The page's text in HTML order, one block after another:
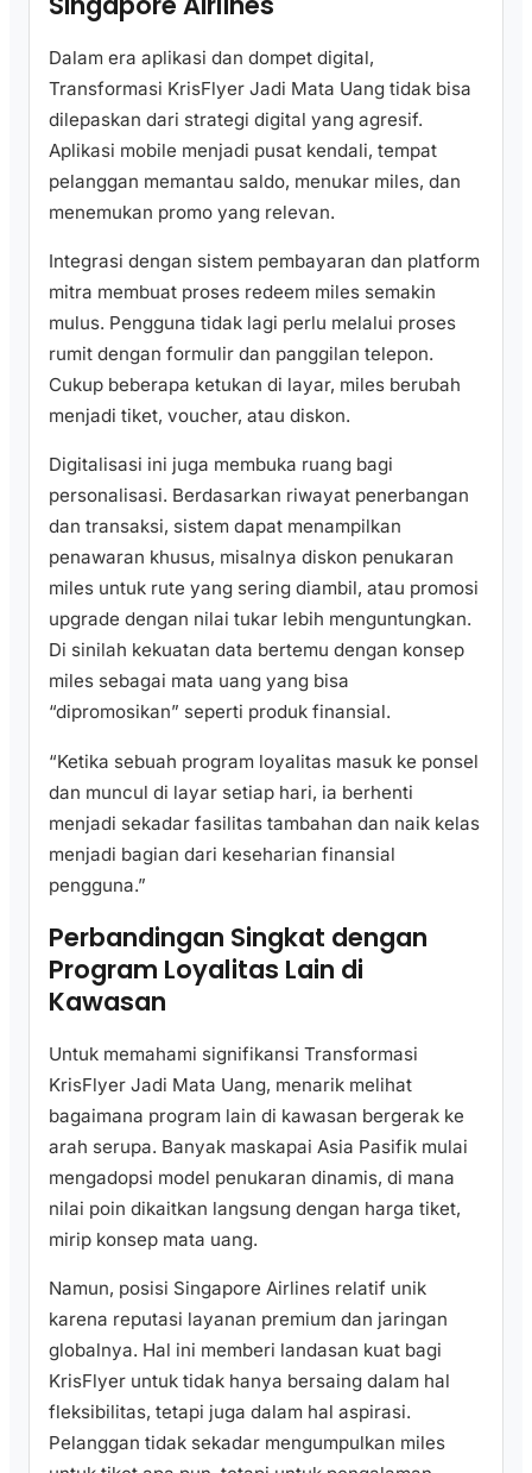
Dalam era aplikasi dan dompet digital,
Transformasi KrisFlyer Jadi Mata Uang tidak bisa
dilepaskan dari strategi digital yang agresif.
Aplikasi mobile menjadi pusat kendali, tempat
pelanggan memantau saldo, menukar miles, dan
menemukan promo yang relevan.
Integrasi dengan sistem pembayaran dan platform
mitra membuat proses redeem miles semakin
mulus. Pengguna tidak lagi perlu melalui proses
rumit dengan formulir dan panggilan telepon.
Cukup beberapa ketukan di layar, miles berubah
menjadi tiket, voucher, atau diskon.
Digitalisasi ini juga membuka ruang bagi
personalisasi. Berdasarkan riwayat penerbangan
dan transaksi, sistem dapat menampilkan
penawaran khusus, misalnya diskon penukaran
miles untuk rute yang sering diambil, atau promosi
upgrade dengan nilai tukar lebih menguntungkan.
Di sinilah kekuatan data bertemu dengan konsep
miles sebagai mata uang yang bisa
“dipromosikan” seperti produk finansial.
“Ketika sebuah program loyalitas masuk ke ponsel
dan muncul di layar setiap hari, ia berhenti
menjadi sekadar fasilitas tambahan dan naik kelas
menjadi bagian dari keseharian finansial
pengguna.”
Perbandingan Singkat dengan
Program Loyalitas Lain di
Kawasan
Untuk memahami signifikansi Transformasi
KrisFlyer Jadi Mata Uang, menarik melihat
bagaimana program lain di kawasan bergerak ke
arah serupa. Banyak maskapai Asia Pasifik mulai
mengadopsi model penukaran dinamis, di mana
nilai poin dikaitkan langsung dengan harga tiket,
mirip konsep mata uang.
Namun, posisi Singapore Airlines relatif unik
karena reputasi layanan premium dan jaringan
globalnya. Hal ini memberi landasan kuat bagi
KrisFlyer untuk tidak hanya bersaing dalam hal
fleksibilitas, tetapi juga dalam hal aspirasi.
Pelanggan tidak sekadar mengumpulkan miles